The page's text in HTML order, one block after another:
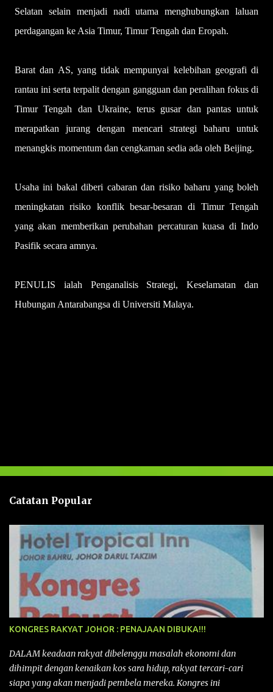
Selatan selain menjadi nadi utama menghubungkan laluan
perdagangan ke Asia Timur, Timur Tengah dan Eropah.
Barat dan AS, yang tidak mempunyai kelebihan geografi di
rantau ini serta terpalit dengan gangguan dan peralihan fokus di
Timur Tengah dan Ukraine, terus gusar dan pantas untuk
merapatkan jurang dengan mencari strategi baharu untuk
menangkis momentum dan cengkaman sedia ada oleh Beijing.
Usaha ini bakal diberi cabaran dan risiko baharu yang boleh
meningkatan risiko konflik besar-besaran di Timur Tengah
yang akan memberikan perubahan percaturan kuasa di Indo
Pasifik secara amnya.
PENULIS ialah Penganalisis Strategi, Keselamatan dan
Hubungan Antarabangsa di Universiti Malaya.
a
n
Catatan Popular
KONGRES RAKYAT JOHOR : PENAJAAN DIBUKA!!!
DALAM keadaan rakyat dibelenggu masalah ekonomi dan
dihimpit dengan kenaikan kos sara hidup, rakyat tercari-cari
siapa yang akan menjadi pembela mereka. Kongres ini